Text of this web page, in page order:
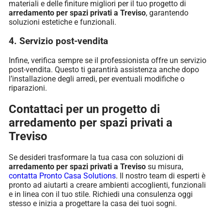
materiali e delle finiture migliori per il tuo progetto di
arredamento per spazi privati a Treviso, garantendo
soluzioni estetiche e funzionali.
4. Servizio post-vendita
Infine, verifica sempre se il professionista offre un servizio
post-vendita. Questo ti garantirà assistenza anche dopo
l’installazione degli arredi, per eventuali modifiche o
riparazioni.
Contattaci per un progetto di
arredamento per spazi privati a
Treviso
Se desideri trasformare la tua casa con soluzioni di
arredamento per spazi privati a Treviso su misura,
contatta Pronto Casa Solutions. Il nostro team di esperti è
pronto ad aiutarti a creare ambienti accoglienti, funzionali
e in linea con il tuo stile. Richiedi una consulenza oggi
stesso e inizia a progettare la casa dei tuoi sogni.